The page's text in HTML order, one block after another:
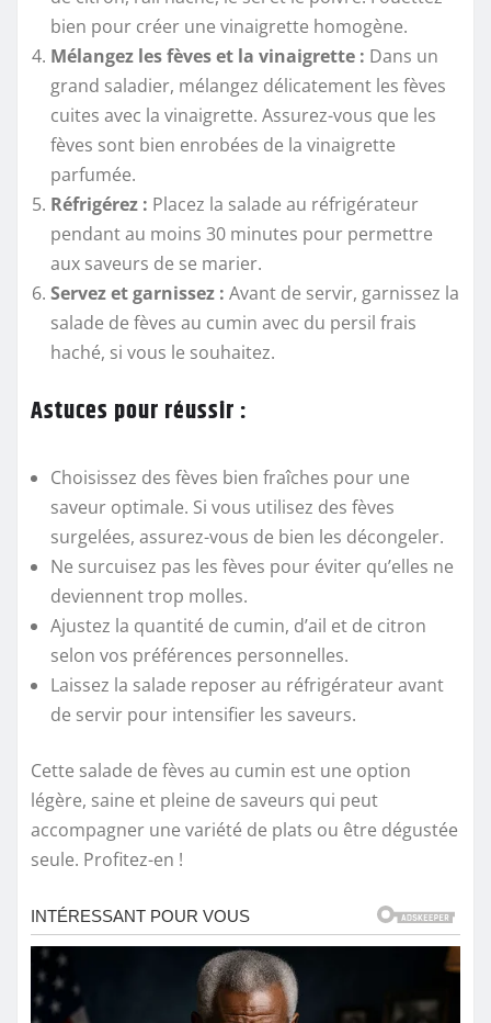
bien pour créer une vinaigrette homogène.
Mélangez les fèves et la vinaigrette : Dans un
grand saladier, mélangez délicatement les fèves
cuites avec la vinaigrette. Assurez-vous que les
fèves sont bien enrobées de la vinaigrette
parfumée.
Réfrigérez : Placez la salade au réfrigérateur
pendant au moins 30 minutes pour permettre
aux saveurs de se marier.
Servez et garnissez : Avant de servir, garnissez la
salade de fèves au cumin avec du persil frais
haché, si vous le souhaitez.
Astuces pour réussir :
Choisissez des fèves bien fraîches pour une
saveur optimale. Si vous utilisez des fèves
surgelées, assurez-vous de bien les décongeler.
Ne surcuisez pas les fèves pour éviter qu’elles ne
deviennent trop molles.
Ajustez la quantité de cumin, d’ail et de citron
selon vos préférences personnelles.
Laissez la salade reposer au réfrigérateur avant
de servir pour intensifier les saveurs.
Cette salade de fèves au cumin est une option
légère, saine et pleine de saveurs qui peut
accompagner une variété de plats ou être dégustée
seule. Profitez-en !